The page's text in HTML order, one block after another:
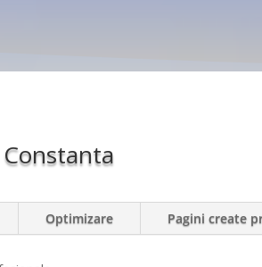
Optimizare Pagini create